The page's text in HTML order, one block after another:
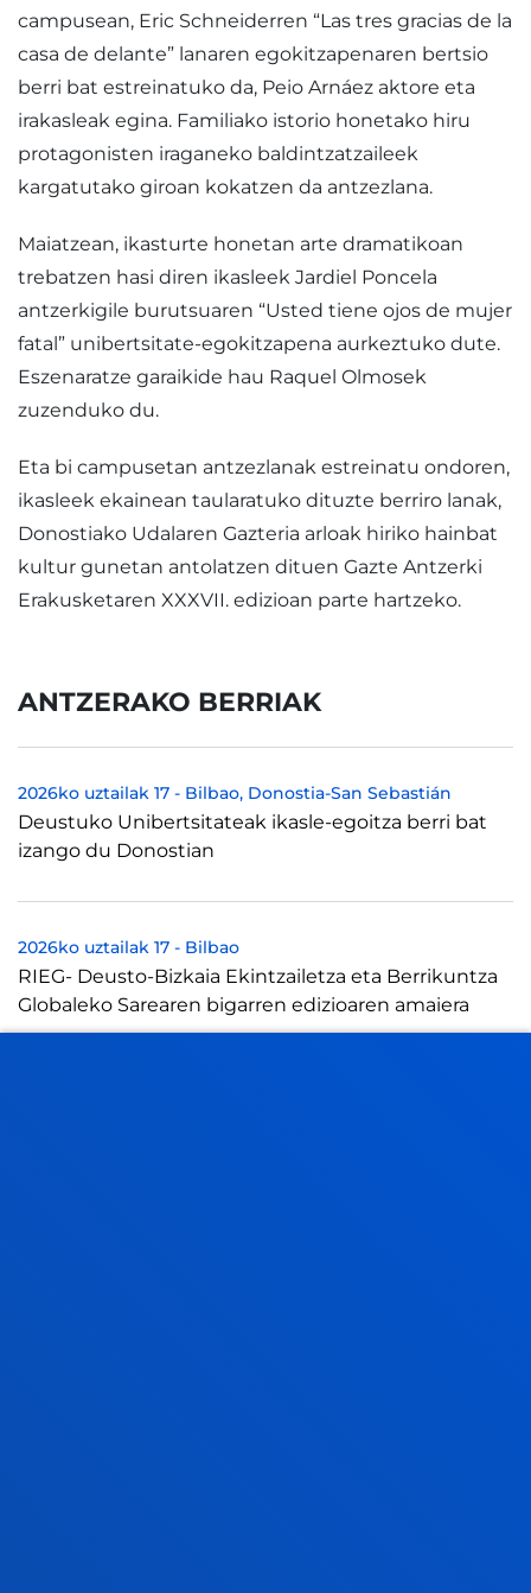
campusean, Eric Schneiderren “Las tres gracias de la
casa de delante” lanaren egokitzapenaren bertsio
berri bat estreinatuko da, Peio Arnáez aktore eta
irakasleak egina. Familiako istorio honetako hiru
protagonisten iraganeko baldintzatzaileek
kargatutako giroan kokatzen da antzezlana.
Maiatzean, ikasturte honetan arte dramatikoan
trebatzen hasi diren ikasleek Jardiel Poncela
antzerkigile burutsuaren “Usted tiene ojos de mujer
fatal” unibertsitate-egokitzapena aurkeztuko dute.
Eszenaratze garaikide hau Raquel Olmosek
zuzenduko du.
Eta bi campusetan antzezlanak estreinatu ondoren,
ikasleek ekainean taularatuko dituzte berriro lanak,
Donostiako Udalaren Gazteria arloak hiriko hainbat
kultur gunetan antolatzen dituen Gazte Antzerki
Erakusketaren XXXVII. edizioan parte hartzeko.
ANTZERAKO BERRIAK
2026ko uztailak 17 - Bilbao Donostia-San Sebastián
Deustuko Unibertsitateak ikasle-egoitza berri bat
izango du Donostian
2026ko uztailak 17 - Bilbao
RIEG- Deusto-Bizkaia Ekintzailetza eta Berrikuntza
Globaleko Sarearen bigarren edizioaren amaiera